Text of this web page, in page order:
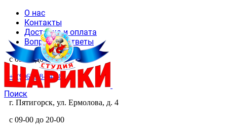
О нас
Контакты
Доставка и оплата
Вопросы и ответы
с 09-00 до 20-00
+7(906)468-44-48
Поиск
г. Пятигорск, ул. Ермолова, д. 4
с 09-00 до 20-00